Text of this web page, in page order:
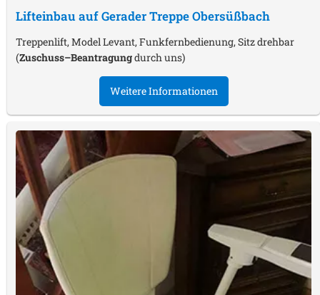
Lifteinbau auf Gerader TreppeObersüßbach
Treppenlift, Model Levant, Funkfernbedienung, Sitz drehbar
(Zuschuss–Beantragungdurch uns)
Weitere Informationen